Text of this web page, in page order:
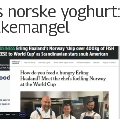
norske yoghurt: